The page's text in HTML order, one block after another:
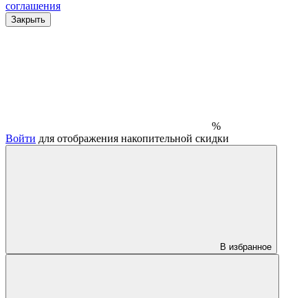
соглашения
Закрыть
%
Войти для отображения накопительной скидки
В избранное